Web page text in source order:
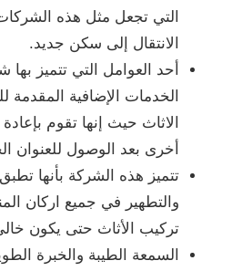
التي تجعل مثل هذه الشركات
الانتقال إلى سكن جديد.
أحد العوامل التي تتميز
الخدمات الإضافية المقدمة
الاثاث حيث إنها تقوم
أخرى بعد الوصول للعنوان
تتميز هذه الشركة بأنها
والتطهير في جميع اركان
تركيب الأثاث حتى يكون
السمعة الطيبة والخبرة